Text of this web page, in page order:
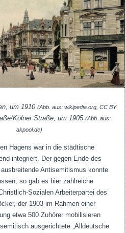
um 1910 (Abb. aus: wikipedia.org, CC BY
Kölner Straße, um 1905 (Abb. aus:
akpool.de)
Hagens war in die städtische
integriert. Der gegen Ende des
Antisemitismus konnte
so gab es hier zahlreiche
Sozialen Arbeiterpartei des
der 1903 im Rahmen einer
etwa 500 Zuhörer mobilisieren
ausgerichtete „Alldeutsche